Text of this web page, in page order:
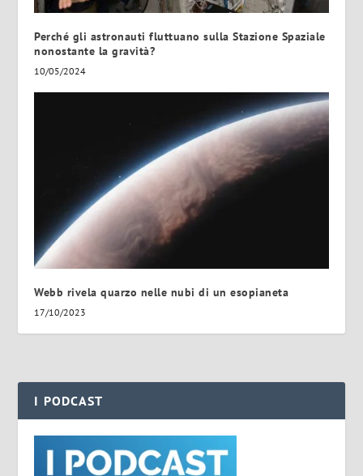
Perché gli astronauti fluttuano sulla Stazione Spaziale
nonostante la gravità?
10/05/2024
Webb rivela quarzo nelle nubi di un esopianeta
17/10/2023
I PODCAST